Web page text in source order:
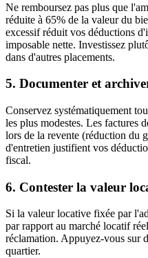
Ne remboursez pas plus que
réduite à 65% de la valeur du
excessif réduit vos déductions
imposable nette. Investissez
dans d'autres placements.
5. Documenter et
Conservez systématiquement
les plus modestes. Les factures
lors de la revente (réduction du
d'entretien justifient vos
fiscal.
6. Contester la valeur
Si la valeur locative fixée par
par rapport au marché locatif
réclamation. Appuyez-vous sur
quartier.